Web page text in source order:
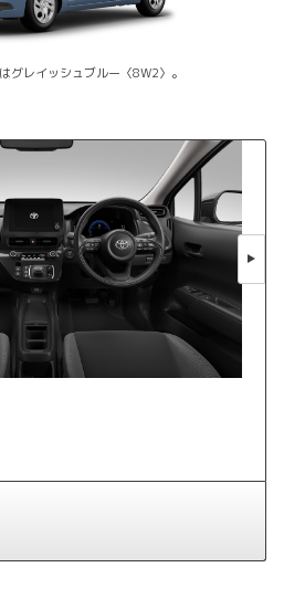
グレイッシュブルー〈8W2〉。